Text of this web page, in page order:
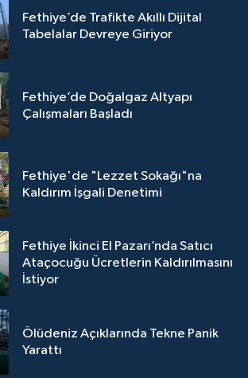
Fethiye’de Trafikte Akıllı Dijital
Tabelalar Devreye Giriyor
Fethiye’de Doğalgaz Altyapı
Çalışmaları Başladı
Fethiye'de "Lezzet Sokağı"na
Kaldırım İşgali Denetimi
Fethiye İkinci El Pazarı’nda Satıcı
Ataçocuğu Ücretlerin Kaldırılmasını
İstiyor
Ölüdeniz Açıklarında Tekne Panik
Yarattı